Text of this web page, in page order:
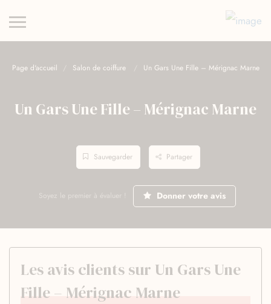
Page d'accueil Salon de coiffure Un Gars Une Fille – Mérignac Marne
Un Gars Une Fille – Mérignac Marne
Sauvegarder Partager
Soyez le premier à évaluer ! Donner votre avis
Les avis clients sur Un Gars Une
Fille – Mérignac Marne